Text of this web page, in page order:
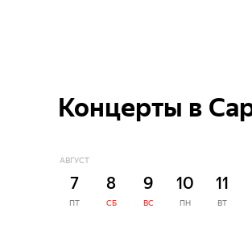
Концерты в
АВГУСТ
7
ПТ
8
СБ
9
ВС
10
ПН
11
ВТ